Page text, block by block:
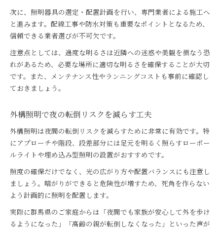
次に、照明器具の選定・配置計画を行い、専門業者による施工へ
と進みます。配線工事や防水対策も重要なポイントとなるため、
信頼できる業者選びが不可欠です。
注意点としては、過度な明るさは近隣への迷惑や美観を損なう恐
れがあるため、必要な場所に適切な明るさを確保することが大切
です。また、メンテナンス性やランニングコストも事前に確認し
ておきましょう。
外構照明で夜の転倒リスクを減らす工夫
外構照明は夜間の転倒リスクを減らすために非常に有効です。特
にアプローチや階段、段差部分には足元を明るく照らすローポー
ルライトや埋め込み型照明の設置がおすすめです。
照度の確保だけでなく、光の広がり方や配置バランスにも注意し
ましょう。暗がりができると危険性が増すため、死角を作らない
よう計画的に照明を配置します。
実際に群馬県のご家庭からは「夜間でも家族が安心して外を歩け
るようになった」「高齢の親が転倒しなくなった」といった声が